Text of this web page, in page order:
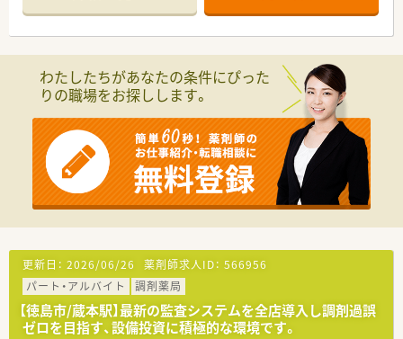
者様とじっくり向き合える環境が整っています。
■徳島県内で2店舗の調剤薬局を展開している地域密着型の法人
であり和気あいあいで働きやすい環境が整っています。
■法人の代表自身も薬剤師として現場でフルタイムで勤務し、現
場の状況をしっかりと把握、理解されていらっしゃいます。
■経営陣との距離が近く風通しの良い社風が特徴であり、スタッ
フ同士が協力し合いながら和やかな雰囲気の薬局です。
【こんな方にオススメ】
■扶養内での勤務で、週3日～4日のペースでご家庭やプライベ
ートと両立させながら働きたい方必見です。
■駅から徒歩5分という通勤に便利な立地を重視し毎日の通勤負
■内科や整形外科をはじめとする幅広い科目の知識を深めなが
ら調剤業務のスキルアップを積極的に図りたい方など、お気軽に
お問い合わせください。
わたしたちがあなたの条件にぴった
りの職場をお探しします。
更新日： 2026/06/26 薬剤師求人ID： 566956
パート・アルバイト
調剤薬局
【徳島市/蔵本駅】最新の監査システムを全店導入し調剤過誤
ゼロを目指す、設備投資に積極的な環境です。